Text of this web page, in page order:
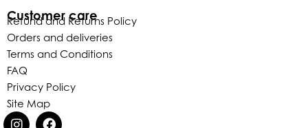
Customer care
Refund and Returns Policy
Orders and deliveries
Terms and Conditions
FAQ
Privacy Policy
Site Map